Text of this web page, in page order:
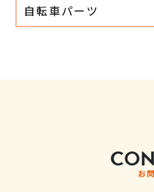
自転車パーツ
お